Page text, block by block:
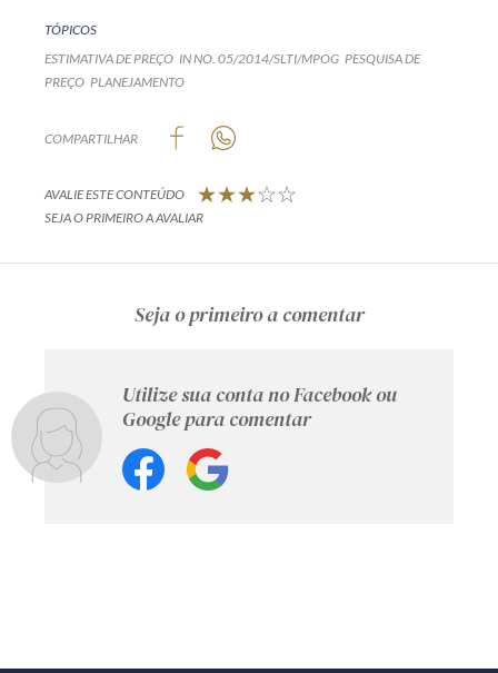
TÓPICOS
ESTIMATIVA DE PREÇO IN NO. 05/2014/SLTI/MPOG PESQUISA DE
PREÇO PLANEJAMENTO
COMPARTILHAR
AVALIE ESTE CONTEÚDO
SEJA O PRIMEIRO A AVALIAR
Seja o primeiro a comentar
Utilize sua conta no Facebook ou
Google para comentar